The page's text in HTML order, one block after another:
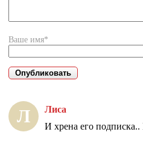
Ваше имя*
Л Лиса
И хрена его